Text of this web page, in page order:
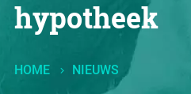
hypotheek
HOME NIEUWS